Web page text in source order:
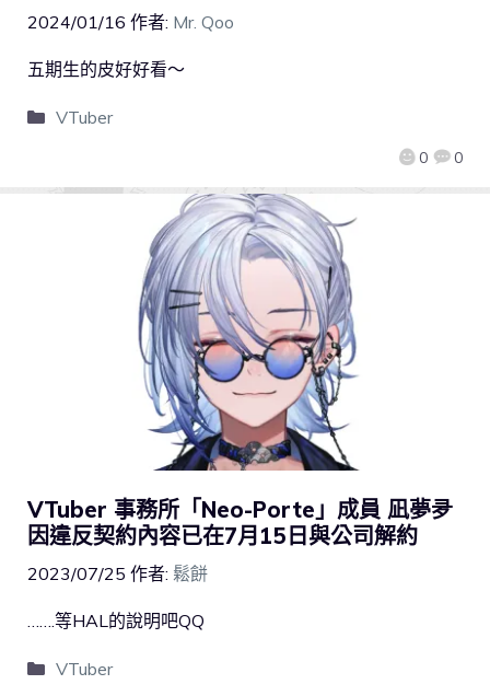
2024/01/16 作者: Mr. Qoo
0 0
五期生的皮好好看～
VTuber
VTuber 事務所「Neo-Porte」成員 凪夢夛
因違反契約內容已在7月15日與公司解約
2023/07/25 作者: 鬆餅
…….等HAL的說明吧QQ
VTuber